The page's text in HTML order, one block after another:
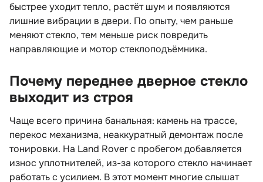
ыстрее уходит тепло, растёт шум и появляются
лишние вибрации в двери. По опыту, чем раньше
меняют стекло, тем меньше риск повредить
направляющие и мотор стеклоподъёмника.
Почему переднее дверное стекло
ыходит из строя
Чаще всего причина банальная: камень на трассе,
перекос механизма, неаккуратный демонтаж после
тонировки. На Land Rover с пробегом добавляется
износ уплотнителей, из-за которого стекло начинает
работать с усилием. В этот момент многие слышат